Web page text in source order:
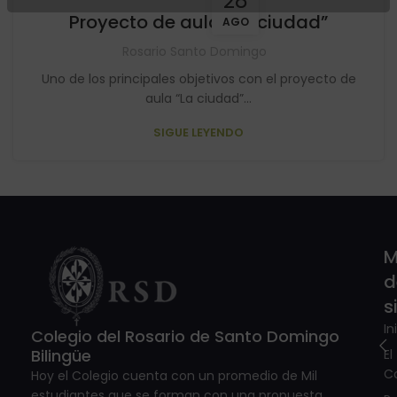
AGO
Proyecto de aula “La ciudad”
Uno de los principales objetivos con el proyecto de
aula “La ciudad”...
SIGUE LEYENDO
Colegio del Rosario de Santo Domingo
Bilingüe
Hoy el Colegio cuenta con un promedio de Mil
El